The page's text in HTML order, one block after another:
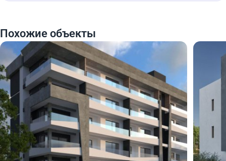
Похожие объекты